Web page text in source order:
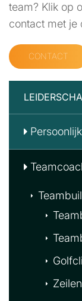
team? Klik op
contact met je
CONTACT